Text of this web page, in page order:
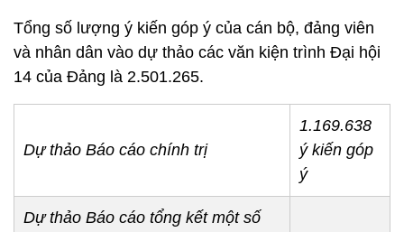
Tổng số lượng ý kiến góp ý của cán bộ, đảng viên
và nhân dân vào dự thảo các văn kiện trình Đại hội
14 của Đảng là 2.501.265.
Dự thảo Báo cáo chính trị
1.169.638
ý kiến góp
ý
Dự thảo Báo cáo tổng kết một số